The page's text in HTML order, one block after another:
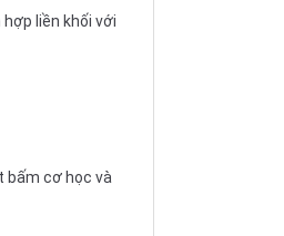
liền khối với
bấm cơ học và